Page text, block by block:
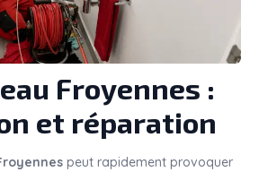
Froyennes :
et réparation
peut rapidement provoquer